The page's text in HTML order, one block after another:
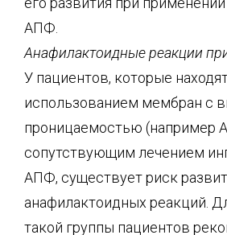
АПФ.
Анафилактоидные реакции
У пациентов, которые
использованием мембран с
проницаемостью (например
сопутствующим лечением
АПФ, существует риск
анафилактоидных реакций.
такой группы пациентов